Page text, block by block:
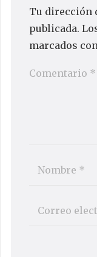
Tu dirección
publicada.
marcados